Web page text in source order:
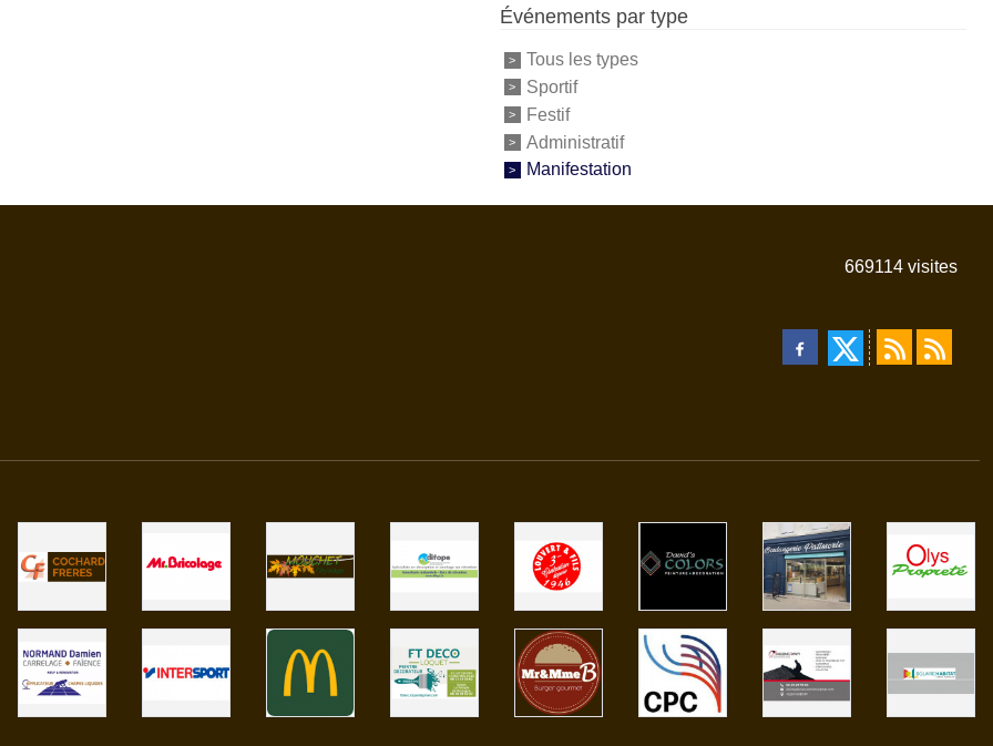
Événements par type
Tous les types
Sportif
Festif
Administratif
Manifestation
669114 visites